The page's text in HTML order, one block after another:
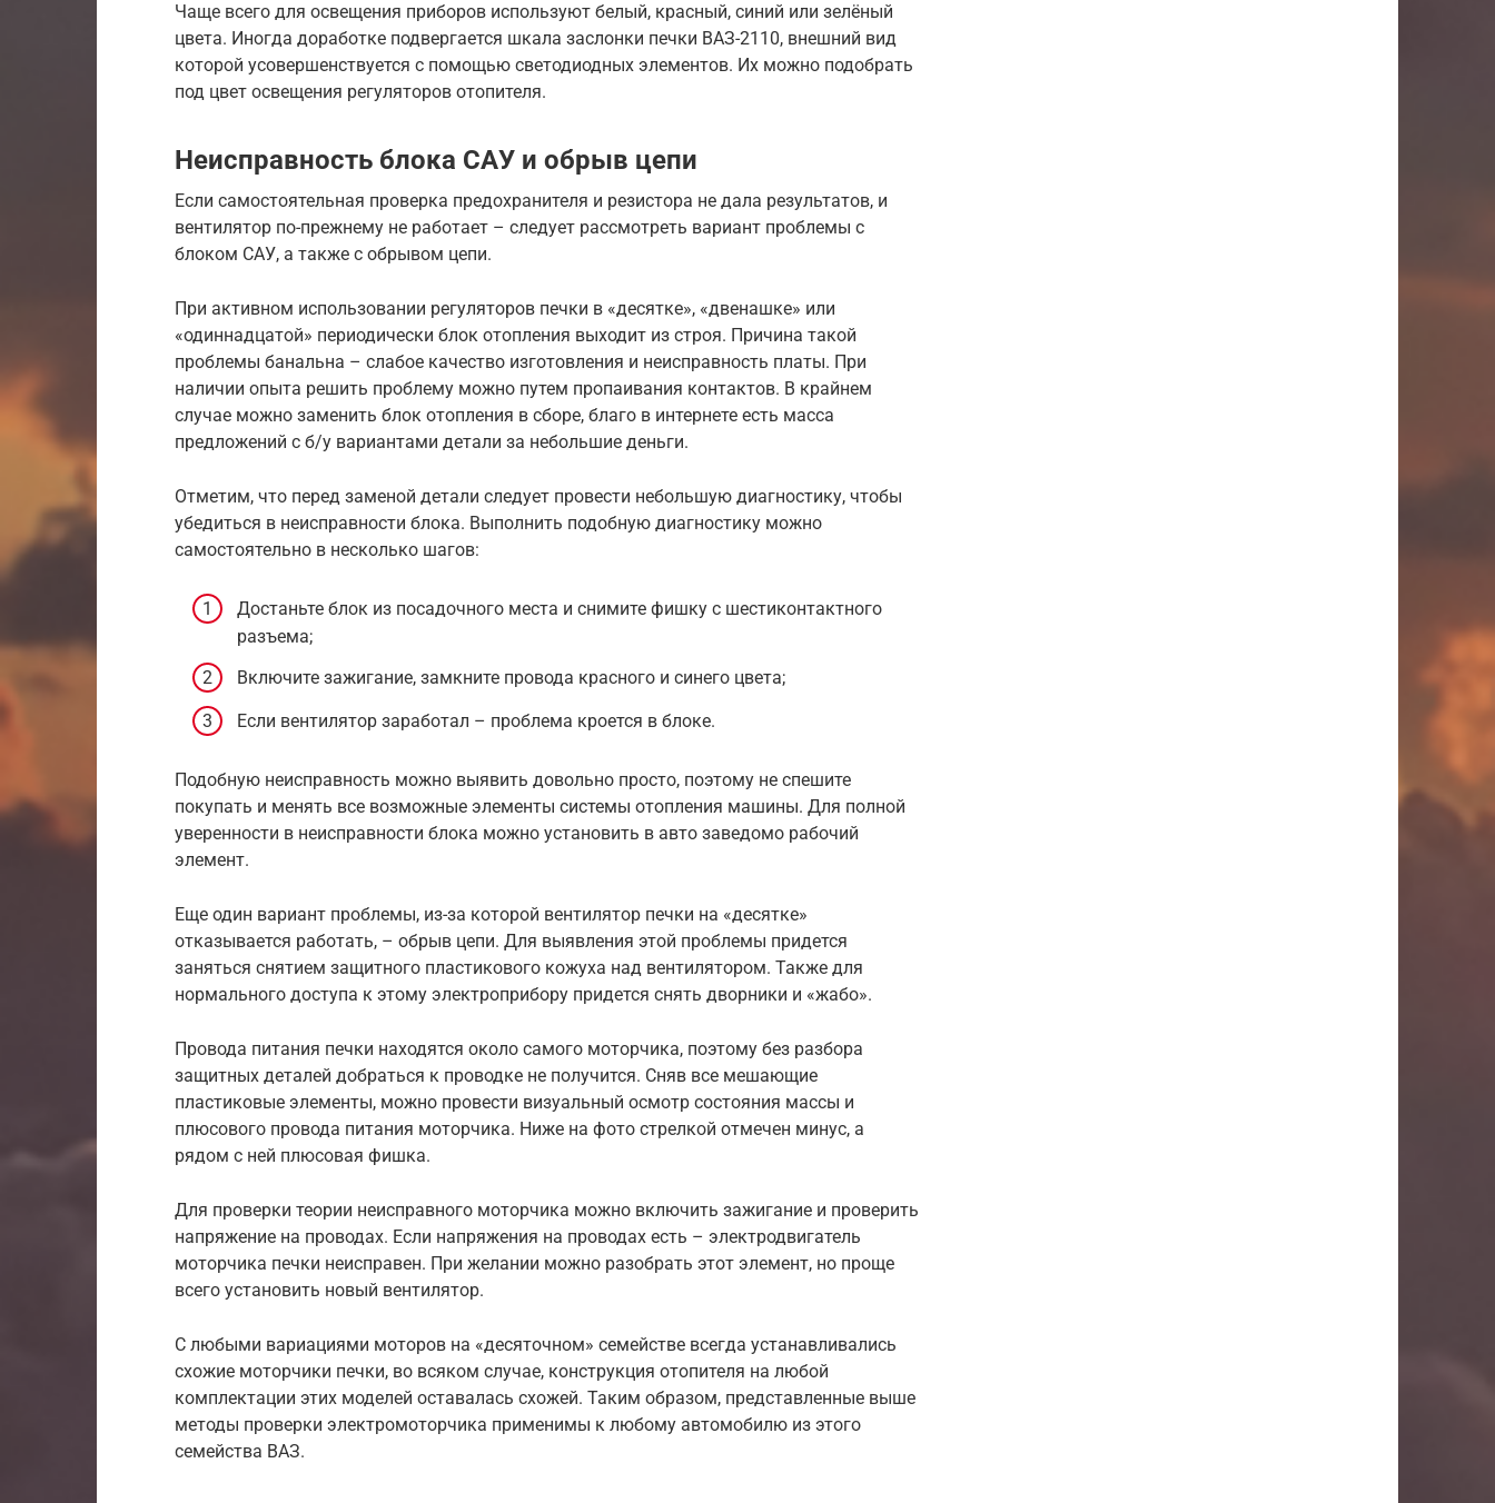
Чаще всего для освещения приборов используют белый, красный, синий или зелёный
цвета. Иногда доработке подвергается шкала заслонки печки ВАЗ-2110, внешний вид
которой усовершенствуется с помощью светодиодных элементов. Их можно подобрать
под цвет освещения регуляторов отопителя.
Неисправность блока САУ и обрыв цепи
Если самостоятельная проверка предохранителя и резистора не дала результатов, и
вентилятор по-прежнему не работает – следует рассмотреть вариант проблемы с
блоком САУ, а также с обрывом цепи.
При активном использовании регуляторов печки в «десятке», «двенашке» или
«одиннадцатой» периодически блок отопления выходит из строя. Причина такой
проблемы банальна – слабое качество изготовления и неисправность платы. При
наличии опыта решить проблему можно путем пропаивания контактов. В крайнем
случае можно заменить блок отопления в сборе, благо в интернете есть масса
предложений с б/у вариантами детали за небольшие деньги.
Отметим, что перед заменой детали следует провести небольшую диагностику, чтобы
убедиться в неисправности блока. Выполнить подобную диагностику можно
самостоятельно в несколько шагов:
Достаньте блок из посадочного места и снимите фишку с шестиконтактного
разъема;
Включите зажигание, замкните провода красного и синего цвета;
Если вентилятор заработал – проблема кроется в блоке.
Подобную неисправность можно выявить довольно просто, поэтому не спешите
покупать и менять все возможные элементы системы отопления машины. Для полной
уверенности в неисправности блока можно установить в авто заведомо рабочий
элемент.
Еще один вариант проблемы, из-за которой вентилятор печки на «десятке»
отказывается работать, – обрыв цепи. Для выявления этой проблемы придется
заняться снятием защитного пластикового кожуха над вентилятором. Также для
нормального доступа к этому электроприбору придется снять дворники и «жабо».
Провода питания печки находятся около самого моторчика, поэтому без разбора
защитных деталей добраться к проводке не получится. Сняв все мешающие
пластиковые элементы, можно провести визуальный осмотр состояния массы и
плюсового провода питания моторчика. Ниже на фото стрелкой отмечен минус, а
рядом с ней плюсовая фишка.
Для проверки теории неисправного моторчика можно включить зажигание и проверить
напряжение на проводах. Если напряжения на проводах есть – электродвигатель
моторчика печки неисправен. При желании можно разобрать этот элемент, но проще
всего установить новый вентилятор.
С любыми вариациями моторов на «десяточном» семействе всегда устанавливались
схожие моторчики печки, во всяком случае, конструкция отопителя на любой
комплектации этих моделей оставалась схожей. Таким образом, представленные выше
методы проверки электромоторчика применимы к любому автомобилю из этого
семейства ВАЗ.